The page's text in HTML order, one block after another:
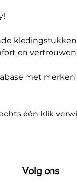
en vertrouwen.
met merken
één klik
Volg ons